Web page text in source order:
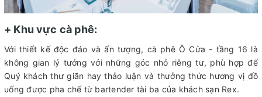
+ Khu vực cà phê:
Với thiết kế độc đáo và ấn tượng, cà phê Ô Cửa - tầng 16 là
không gian lý tưởng với những góc nhỏ riêng tư, phù hợp để
Quý khách thư giãn hay thảo luận và thưởng thức hương vị đồ
uống được pha chế từ bartender tài ba của khách sạn Rex.